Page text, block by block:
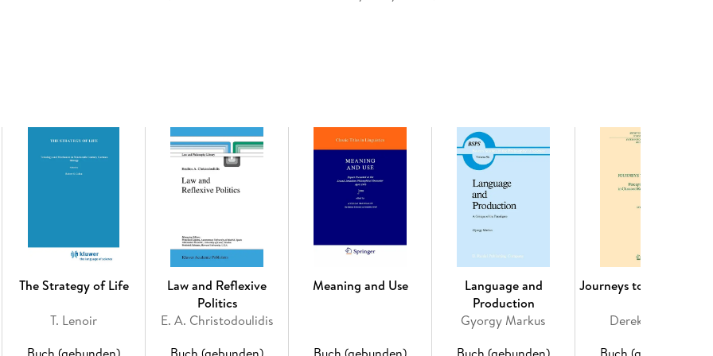
globe. The book comprises chapters written by researchers who carry out their projects in
different parts of the world, and each chapter contains empirical information based on real life
situations. This can be used as evidence for health care providers to implement socially and
culturally appropriate services to assist individuals and groups who are living with HIV/AIDS in
many societies. The book is of interest to scholars and students in the domains of anthropology,
sociology, social work, nursing, public health & medicine and health professionals who have a
specific interest in issues concerning women who are mothers and living with HIV/AIDS from
cross-cultural perspective.
Inhaltsverzeichnis
Preface. - Chapter 1. Women, Motherhood and Living with HIV/AIDS: An Introduction. - Part I.
Women, Reproduction and HIV. - Chapter 2. Growing Confidence? Family-Planning by HIV-
The Strategy of Life
T. Lenoir
Law and Reflexive
Politics
E. A. Christodoulidis
Meaning and Use
Language and
Production
Gyorgy Markus
Journeys to a
Derek Offord